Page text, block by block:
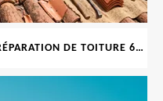
RÉPARATION DE TOITURE 69 RHONE, TUILES CASSÉES OU ABIMÉES